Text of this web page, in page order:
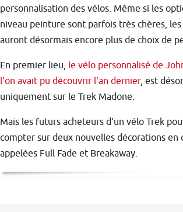
personnalisation des vélos. Même si les
niveau peinture sont parfois très chères,
auront désormais encore plus de choix de
En premier lieu, le vélo personnalisé de
l'on avait pu découvrir l'an dernier, est
uniquement sur le Trek Madone.
Mais les futurs acheteurs d'un vélo Trek
compter sur deux nouvelles décorations en
appelées Full Fade et Breakaway.